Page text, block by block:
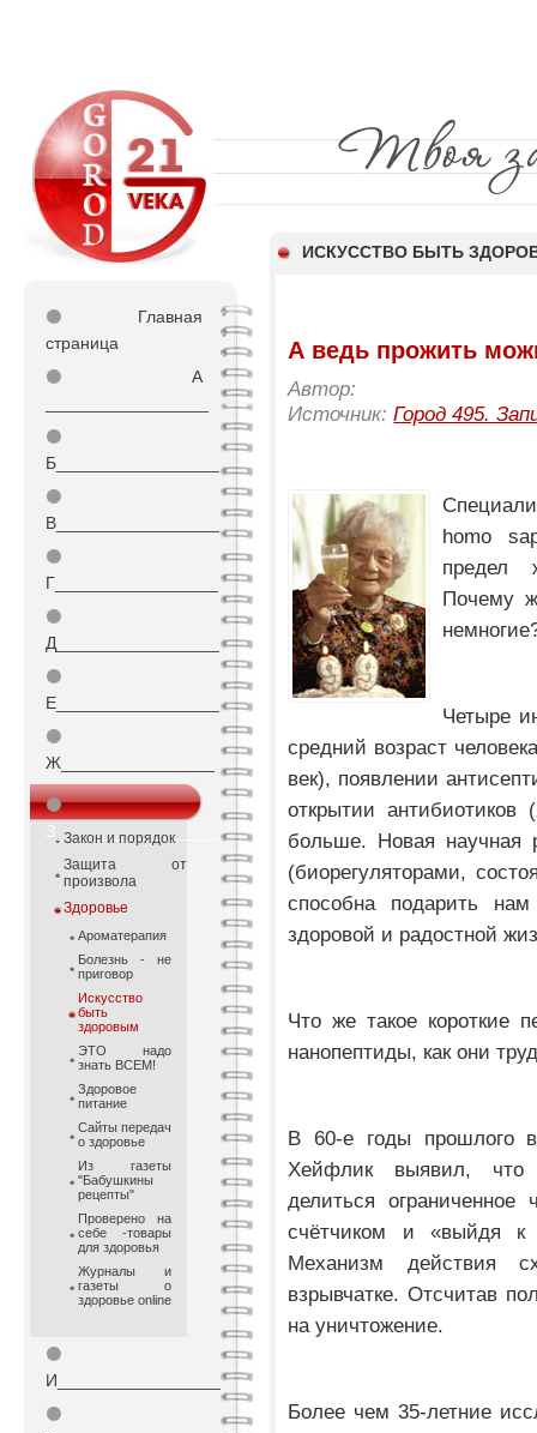
ИСКУССТВО БЫТЬ
⚫
Главная
страница
⚫
А
⚫
Б_________________
⚫
В_________________
⚫
Г_________________
⚫
Д_________________
⚫
Е_________________
⚫
Ж________________
⚫
З_________________
Закон и порядок
Защита от
произвола
Здоровье
Ароматерапия
Болезнь - не
приговор
Искусство
быть
здоровым
ЭТО надо
знать ВСЕМ!
Здоровое
питание
Сайты передач
о здоровье
Из газеты
"Бабушкины
рецепты"
Проверено на
себе -товары
для здоровья
Журналы и
газеты о
здоровье online
⚫
И_________________
⚫
А ведь прожить
Автор:
Источник:Город 495.
homo
предел
Почему
Четыре
средний возраст
век), появлении
открытии
больше. Новая научная
(биорегуляторами,
способна подарить
здоровой и радостной
Что же такое короткие
нанопептиды, как они
В 60-е годы прошлого
Хейфлик выявил, что
делиться
счётчиком и «выйдя к
Механизм действия
взрывчатке. Отсчитав
на уничтожение.
Более чем 35-летние